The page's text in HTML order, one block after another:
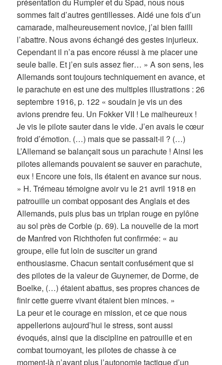
présentation du Rumpler et du Spad, nous nous
sommes fait d’autres gentillesses. Aidé une fois d’un
camarade, malheureusement novice, j’ai bien failli
l’abattre. Nous avons échangé des gestes injurieux.
Cependant il n’a pas encore réussi à me placer une
seule balle. Et j’en suis assez fier… » A son sens, les
Allemands sont toujours techniquement en avance, et
le parachute en est une des multiples illustrations : 26
septembre 1916, p. 122 « soudain je vis un des
avions prendre feu. Un Fokker VII ! Le malheureux !
Je vis le pilote sauter dans le vide. J’en avais le cœur
froid d’émotion. (…) mais que se passait-il ? (…)
L’Allemand se balançait sous un parachute ! Ainsi les
pilotes allemands pouvaient se sauver en parachute,
eux ! Encore une fois, ils étaient en avance sur nous.
» H. Trémeau témoigne avoir vu le 21 avril 1918 en
patrouille un combat opposant des Anglais et des
Allemands, puis plus bas un triplan rouge en pylône
au sol près de Corbie (p. 69). La nouvelle de la mort
de Manfred von Richthofen fut confirmée: « au
groupe, elle fut loin de susciter un grand
enthousiasme. Chacun sentait confusément que si
des pilotes de la valeur de Guynemer, de Dorme, de
Boelke, (…) étaient abattus, ses propres chances de
finir cette guerre vivant étaient bien minces. »
La peur et le courage en mission, et ce que nous
appellerions aujourd’hui le stress, sont aussi
évoqués, ainsi que la discipline en patrouille et en
combat tournoyant, les pilotes de chasse à ce
moment-là n’ayant plus l’autonomie tactique d’un